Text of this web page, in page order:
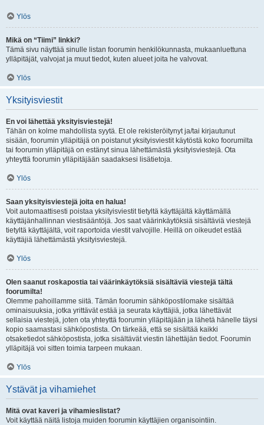
Ylös
Mikä on “Tiimi” linkki?
Tämä sivu näyttää sinulle listan foorumin henkilökunnasta, mukaanluettuna
ylläpitäjät, valvojat ja muut tiedot, kuten alueet joita he valvovat.
Ylös
Yksityisviestit
En voi lähettää yksityisviestejä!
Tähän on kolme mahdollista syytä. Et ole rekisteröitynyt ja/tai kirjautunut
sisään, foorumin ylläpitäjä on poistanut yksityisviestit käytöstä koko foorumilta
tai foorumin ylläpitäjä on estänyt sinua lähettämästä yksityisviestejä. Ota
yhteyttä foorumin ylläpitäjään saadaksesi lisätietoja.
Ylös
Saan yksityisviestejä joita en halua!
Voit automaattisesti poistaa yksityisviestit tietyltä käyttäjältä käyttämällä
käyttäjänhallinnan viestisääntöjä. Jos saat väärinkäytöksiä sisältäviä viestejä
tietyltä käyttäjältä, voit raportoida viestit valvojille. Heillä on oikeudet estää
käyttäjiä lähettämästä yksityisviestejä.
Ylös
Olen saanut roskapostia tai väärinkäytöksiä sisältäviä viestejä tältä
foorumilta!
Olemme pahoillamme siitä. Tämän foorumin sähköpostilomake sisältää
ominaisuuksia, jotka yrittävät estää ja seurata käyttäjiä, jotka lähettävät
sellaisia viestejä, joten ota yhteyttä foorumin ylläpitäjään ja lähetä hänelle täysi
kopio saamastasi sähköpostista. On tärkeää, että se sisältää kaikki
otsaketiedot sähköpostista, jotka sisältävät viestin lähettäjän tiedot. Foorumin
ylläpitäjä voi sitten toimia tarpeen mukaan.
Ylös
Ystävät ja vihamiehet
Mitä ovat kaveri ja vihamieslistat?
Voit käyttää näitä listoja muiden foorumin käyttäjien organisointiin.